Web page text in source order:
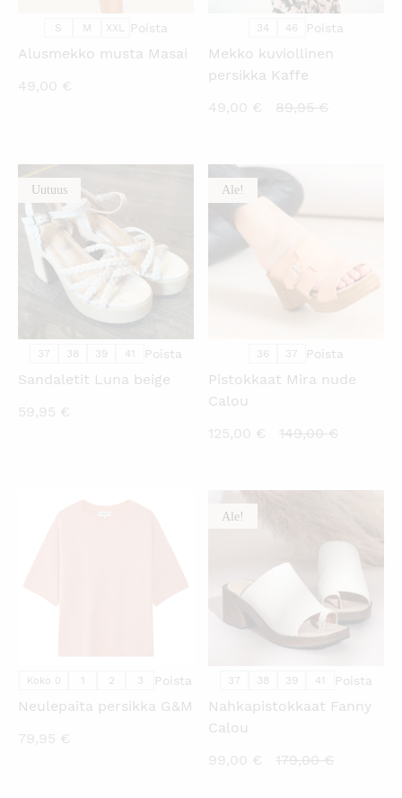
S M XXL Poista
Alusmekko musta Masai
49,00 €
34 46 Poista
Mekko kuviollinen
persikka Kaffe
49,00 €
Nykyinen
49,00 €.
89,95€
UutuusKATSO PIKANÄKYMÄ
37 38 39 41 Poista
Sandaletit Luna beige
59,95 €
Ale!
36 37 Poista
Pistokkaat Mira nude
Calou
125,00 €
Nykyinen
149,00€
Koko 0 1 2 3 Poista
Neulepaita persikka G&M
79,95 €
Ale!
37 38 39 41 Poista
Nahkapistokkaat Fanny
Calou
99,00 €
Nykyinen
179,00€